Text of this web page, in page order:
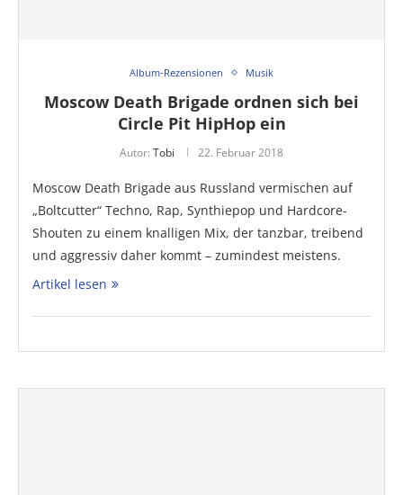
Album-Rezensionen Musik
Moscow Death Brigade ordnen sich bei
Circle Pit HipHop ein
Autor: Tobi 22. Februar 2018
Moscow Death Brigade aus Russland vermischen auf
„Boltcutter“ Techno, Rap, Synthiepop und Hardcore-
Shouten zu einem knalligen Mix, der tanzbar, treibend
und aggressiv daher kommt – zumindest meistens.
Artikel lesen